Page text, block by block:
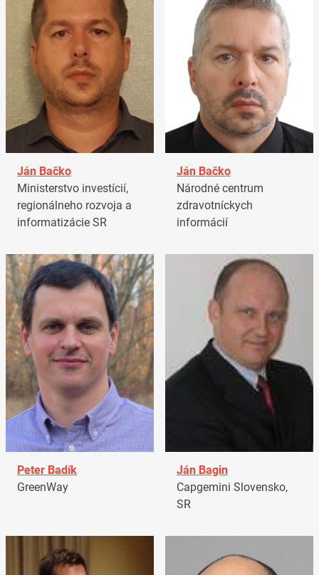
Ján Bačko
Ministerstvo investícií,
regionálneho rozvoja a
informatizácie SR
Ján Bačko
Národné centrum
zdravotníckych
informácií
Peter Badík
GreenWay
Ján Bagin
Capgemini Slovensko,
SR